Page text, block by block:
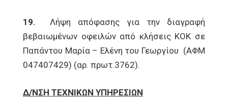
19.
Λήψη απόφασης για την διαγραφή
βεβαιωμένων οφειλών από κλήσεις ΚΟΚ σε
Παπάντου Μαρία – Ελένη του Γεωργίου (ΑΦΜ
047407429) (αρ. πρωτ.3762).
Δ/ΝΣΗ ΤΕΧΝΙΚΩΝ ΥΠΗΡΕΣΙΩΝ